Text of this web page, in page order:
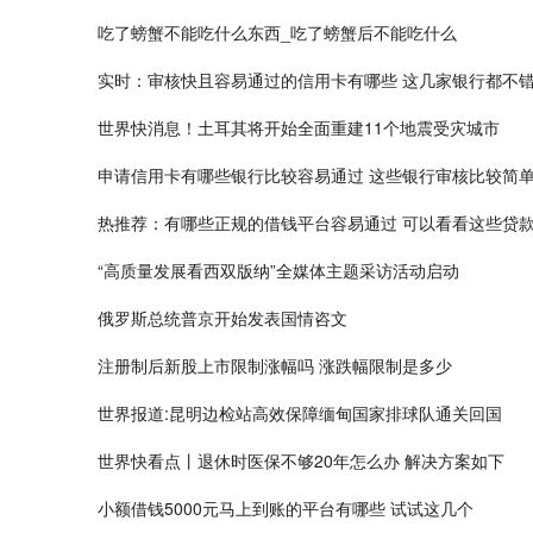
吃了螃蟹不能吃什么东西_吃了螃蟹后不能吃什么
实时：审核快且容易通过的信用卡有哪些 这几家银行都不
世界快消息！土耳其将开始全面重建11个地震受灾城市
申请信用卡有哪些银行比较容易通过 这些银行审核比较简
热推荐：有哪些正规的借钱平台容易通过 可以看看这些贷
“高质量发展看西双版纳”全媒体主题采访活动启动
俄罗斯总统普京开始发表国情咨文
注册制后新股上市限制涨幅吗 涨跌幅限制是多少
世界报道:昆明边检站高效保障缅甸国家排球队通关回国
世界快看点丨退休时医保不够20年怎么办 解决方案如下
小额借钱5000元马上到账的平台有哪些 试试这几个